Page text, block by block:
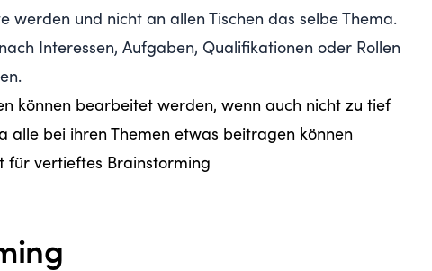
werden und nicht an allen Tischen das selbe Thema.
Interessen, Aufgaben, Qualifikationen oder Rollen
können bearbeitet werden, wenn auch nicht zu tief
alle bei ihren Themen etwas beitragen können
für vertieftes Brainstorming